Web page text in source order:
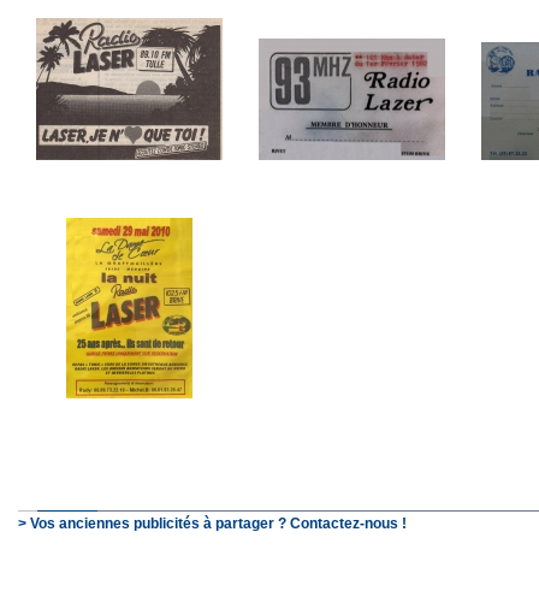
> Vos anciennes publicités à partager ? Contactez-nous !